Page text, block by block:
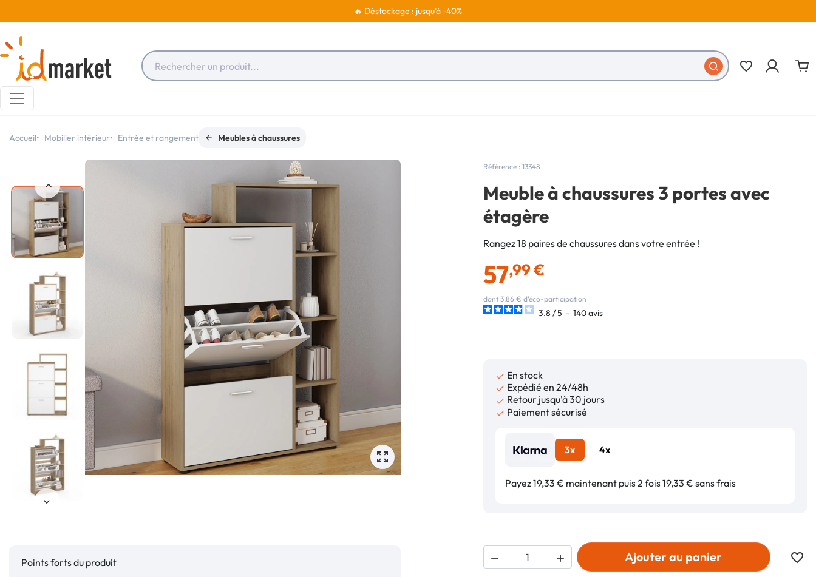
🔥 Déstockage : jusqu'à -40%
favorite_border
Accueil Mobilier intérieur Entrée et rangement Meubles à chaussures
Points forts du produit
Référence : 13348
Meuble à chaussures 3 portes avec
étagère
Rangez 18 paires de chaussures dans votre entrée !
57,99 €
dont 3.86 € d'éco-participation
3.8 /5 - 140avis
 En stock
 Expédié en 24/48h
 Retour jusqu'à 30 jours
 Paiement sécurisé
3x 4x
Payez 19,33 € maintenant puis 2 fois 19,33 € sans frais
  Ajouter au panier favorite_border